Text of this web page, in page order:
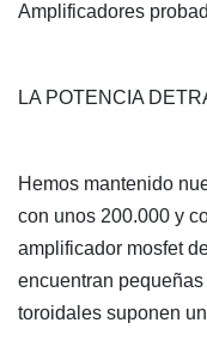
Amplificadores
LA POTENCIA
Hemos mantenido
con unos 200.000 y
amplificador mosfet
encuentran
toroidales suponen